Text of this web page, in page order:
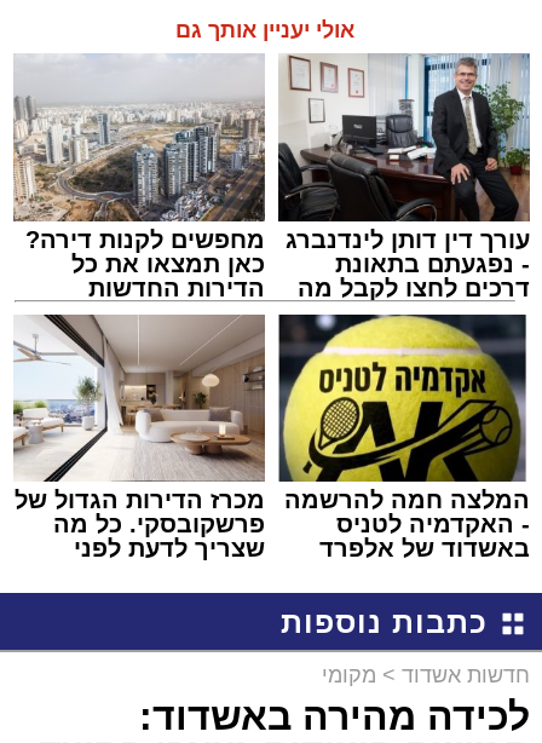
אולי יעניין אותך גם
עורך דין דותן לינדנברג
- נפגעתם בתאונת
דרכים לחצו לקבל מה
שמגיע לכם
מחפשים לקנות דירה?
כאן תמצאו את כל
הדירות החדשות
למכירה באשדוד >>>
המלצה חמה להרשמה
- האקדמיה לטניס
באשדוד של אלפרד
מכרז הדירות הגדול של
פרשקובסקי. כל מה
שצריך לדעת לפני
באשדוד
כתבות נוספות
חדשות אשדוד > מקומי
לכידה מהירה באשדוד: